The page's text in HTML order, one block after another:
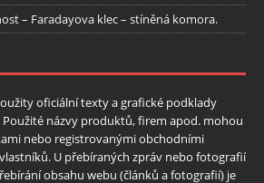
– Faradayova klec – stíněná komora.
oficiální texty a grafické podklady
názvy produktů, firem apod. mohou
nebo registrovanými obchodními
U přebíraných zpráv nebo fotografií
obsahu webu (článků a fotografií) je